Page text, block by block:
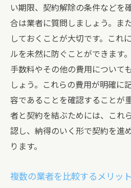
い期限、契約解除の条件などを
合は業者に質問しましょう。ま
しておくことが大切です。これ
ルを未然に防ぐことができます
手数料やその他の費用について
しょう。これらの費用が明確に
容であることを確認することが
者と契約を結ぶためには、これ
認し、納得のいく形で契約を進
ります。
複数の業者を比較するメリット